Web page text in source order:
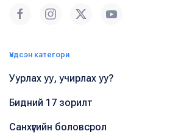
Үндсэн категори
Уурлах уу, учирлах уу?
Бидний 17 зорилт
Санхүүгийн боловсрол